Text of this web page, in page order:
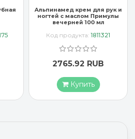
Альпинамед крем для рук и
ногтей с маслом Примулы
вечерней 100 мл
Код продукта: 1811321
2765.92 RUB
Купить